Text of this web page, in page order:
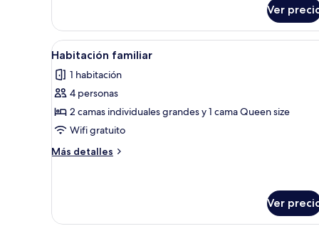
doble
Ver
Abrir
todas
las
fotos
de
Habitación
familiar
Habitación de hotel con dos
8
Habitación familiar
1 habitación
4 personas
2 camas individuales grandes y 1 cama Queen size
Wifi gratuito
Más detalles
Más
Ver